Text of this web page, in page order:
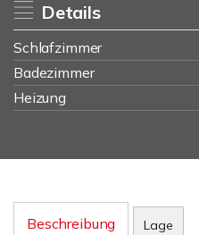
Details
Schlafzimmer
Badezimmer
Heizung
Beschreibung Lage